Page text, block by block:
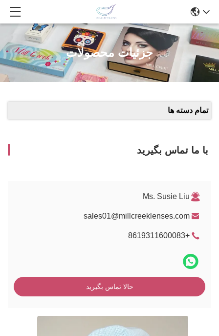
جزئیات محصولات
تمام دسته ها
با ما تماس بگیرید
Ms. Susie Liu
sales01@millcreeklenses.com
+8619311600083
حالا تماس بگیرید